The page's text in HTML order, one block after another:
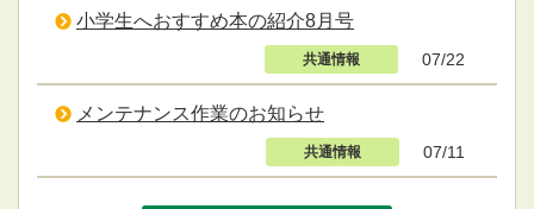
小学生へおすすめ本の紹介8月号
07/22
共通情報
メンテナンス作業のお知らせ
07/11
共通情報